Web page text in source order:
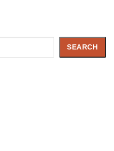
SEARCH